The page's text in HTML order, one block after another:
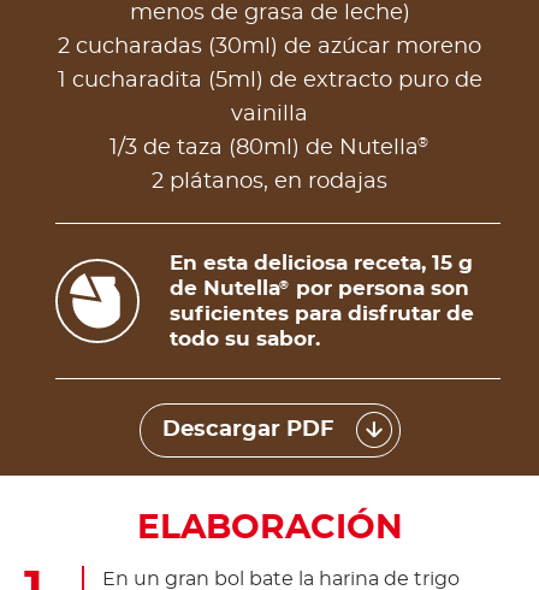
menos de grasa de leche)
2 cucharadas (30ml) de azúcar moreno
1 cucharadita (5ml) de extracto puro de
vainilla
1/3 de taza (80ml) de Nutella®
2 plátanos, en rodajas
En esta deliciosa receta, 15 g
de Nutella®
por persona son
suficientes para disfrutar de
todo su sabor.
Descargar PDF
ELABORACIÓN
En un gran bol bate la harina de trigo